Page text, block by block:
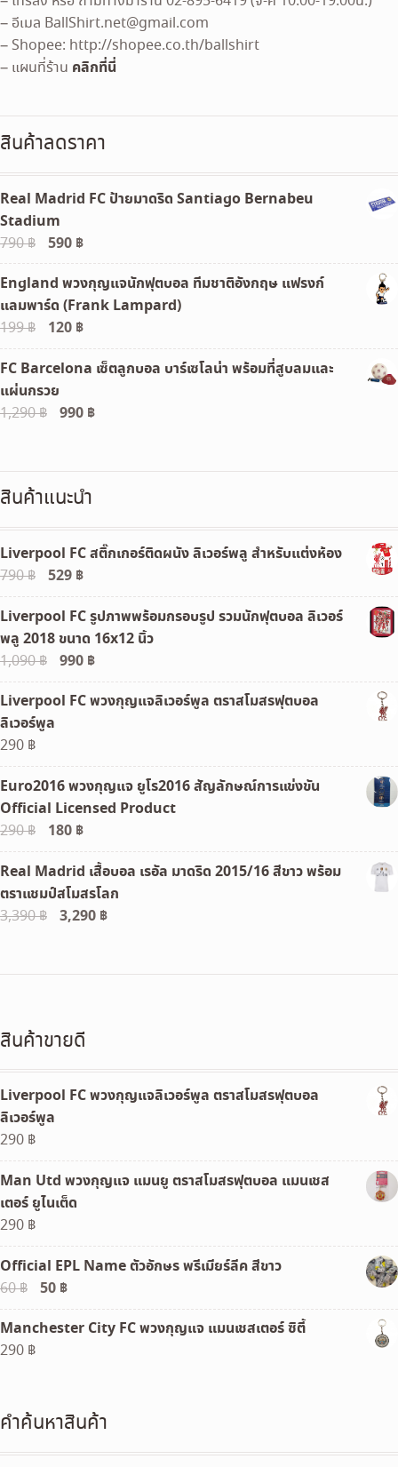
– อีเมล BallShirt.net@gmail.com
– Shopee: http://shopee.co.th/ballshirt
– แผนที่ร้าน คลิกที่นี่
สินค้าลดราคา
Real Madrid FC ป้ายมาดริด Santiago Bernabeu
Stadium
790฿
Original
price
was:
790 ฿.
590 ฿Current
price
is:
590 ฿.
England พวงกุญแจนักฟุตบอล ทีมชาติอังกฤษ แฟรงก์
แลมพาร์ด (Frank Lampard)
199฿
Original
price
was:
199 ฿.
120 ฿Current
price
is:
FC Barcelona เซ็ตลูกบอล บาร์เซโลน่า พร้อมที่สูบลมและ
แผ่นกรวย
1,290฿
Original
990 ฿Current
สินค้าแนะนำ
Liverpool FC สติ๊กเกอร์ติดผนัง ลิเวอร์พลู สำหรับแต่งห้อง
790฿
Original
price
was:
790 ฿.
529 ฿Current
price
is:
529 ฿.
Liverpool FC รูปภาพพร้อมกรอบรูป รวมนักฟุตบอล ลิเวอร์
พลู 2018 ขนาด 16x12 นิ้ว
1,090฿
Original
price
was:
1,090 ฿.
990 ฿Current
price
is:
Liverpool FC พวงกุญแจลิเวอร์พูล ตราสโมสรฟุตบอล
ลิเวอร์พูล
290 ฿
Euro2016 พวงกุญแจ ยูโร2016 สัญลักษณ์การแข่งขัน
Official Licensed Product
290฿
Original
price
was:
290 ฿.
180 ฿Current
price
is:
180 ฿.
Real Madrid เสื้อบอล เรอัล มาดริด 2015/16 สีขาว พร้อม
ตราแชมป์สโมสรโลก
3,390฿
Original
3,290 ฿Current
สินค้าขายดี
Liverpool FC พวงกุญแจลิเวอร์พูล ตราสโมสรฟุตบอล
ลิเวอร์พูล
290 ฿
Man Utd พวงกุญแจ แมนยู ตราสโมสรฟุตบอล แมนเชส
เตอร์ ยูไนเต็ด
290 ฿
Official EPL Name ตัวอักษร พรีเมียร์ลีค สีขาว
60฿
Original
price
was:
60 ฿.
50 ฿Current
price
is:
Manchester City FC พวงกุญแจ แมนเชสเตอร์ ซิตี้
290 ฿
คำค้นหาสินค้า